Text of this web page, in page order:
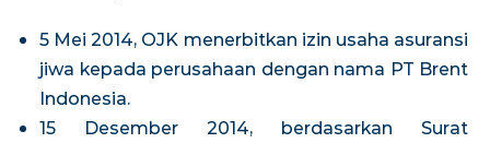
5 Mei 2014, OJK menerbitkan izin usaha asuransi
jiwa kepada perusahaan dengan nama PT Brent
Indonesia.
15 Desember 2014, berdasarkan Surat